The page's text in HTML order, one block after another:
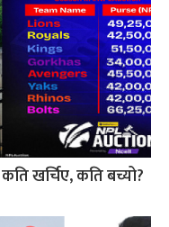
खर्चिए, कति बच्यो?